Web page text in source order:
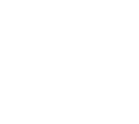
Meter Demo Board
power, and